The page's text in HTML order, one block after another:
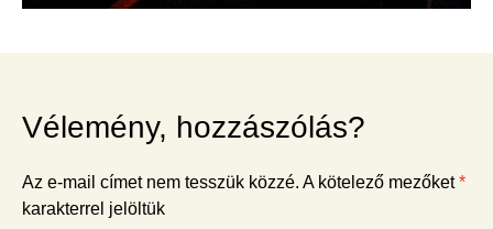
Vélemény, hozzászólás?
Az e-mail címet nem tesszük közzé. A kötelező mezőket*
karakterrel jelöltük